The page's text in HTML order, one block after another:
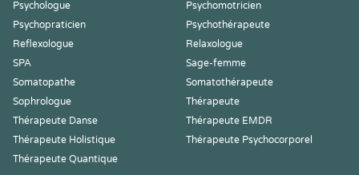
Psychologue
Psychomotricien
Psychopraticien
Psychothérapeute
Reflexologue
Relaxologue
SPA
Sage-femme
Somatopathe
Somatothérapeute
Sophrologue
Thérapeute
Thérapeute Danse
Thérapeute EMDR
Thérapeute Holistique
Thérapeute Psychocorporel
Thérapeute Quantique